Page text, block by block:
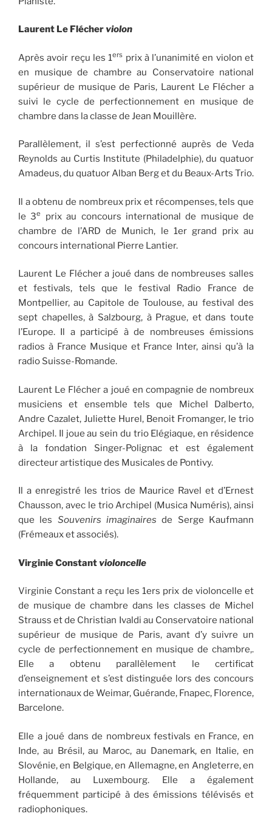
Laurent Le Flécher violon
Après avoir reçu les 1ers prix à l’unanimité en violon et
en musique de chambre au Conservatoire national
supérieur de musique de Paris, Laurent Le Flécher a
suivi le cycle de perfectionnement en musique de
chambre dans la classe de Jean Mouillère.
Parallèlement, il s’est perfectionné auprès de Veda
Reynolds au Curtis Institute (Philadelphie), du quatuor
Amadeus, du quatuor Alban Berg et du Beaux-Arts Trio.
Il a obtenu de nombreux prix et récompenses, tels que
le 3e
prix au concours international de musique de
chambre de l’ARD de Munich, le 1er grand prix au
concours international Pierre Lantier.
Laurent Le Flécher a joué dans de nombreuses salles
et festivals, tels que le festival Radio France de
Montpellier, au Capitole de Toulouse, au festival des
sept chapelles, à Salzbourg, à Prague, et dans toute
l’Europe. Il a participé à de nombreuses émissions
radios à France Musique et France Inter, ainsi qu’à la
radio Suisse-Romande.
Laurent Le Flécher a joué en compagnie de nombreux
musiciens et ensemble tels que Michel Dalberto,
Andre Cazalet, Juliette Hurel, Benoit Fromanger, le trio
Archipel. Il joue au sein du trio Elégiaque, en résidence
à la fondation Singer-Polignac et est également
directeur artistique des Musicales de Pontivy.
Il a enregistré les trios de Maurice Ravel et d’Ernest
Chausson, avec le trio Archipel (Musica Numéris), ainsi
que les Souvenirs imaginaires de Serge Kaufmann
(Frémeaux et associés).
Virginie Constant violoncelle
Virginie Constant a reçu les 1ers prix de violoncelle et
de musique de chambre dans les classes de Michel
Strauss et de Christian Ivaldi au Conservatoire national
supérieur de musique de Paris, avant d’y suivre un
cycle de perfectionnement en musique de chambre,.
Elle a obtenu parallèlement le certificat
d’enseignement et s’est distinguée lors des concours
internationaux de Weimar, Guérande, Fnapec, Florence,
Barcelone.
Elle a joué dans de nombreux festivals en France, en
Inde, au Brésil, au Maroc, au Danemark, en Italie, en
Slovénie, en Belgique, en Allemagne, en Angleterre, en
Hollande, au Luxembourg. Elle a également
fréquemment participé à des émissions télévisés et
radiophoniques.